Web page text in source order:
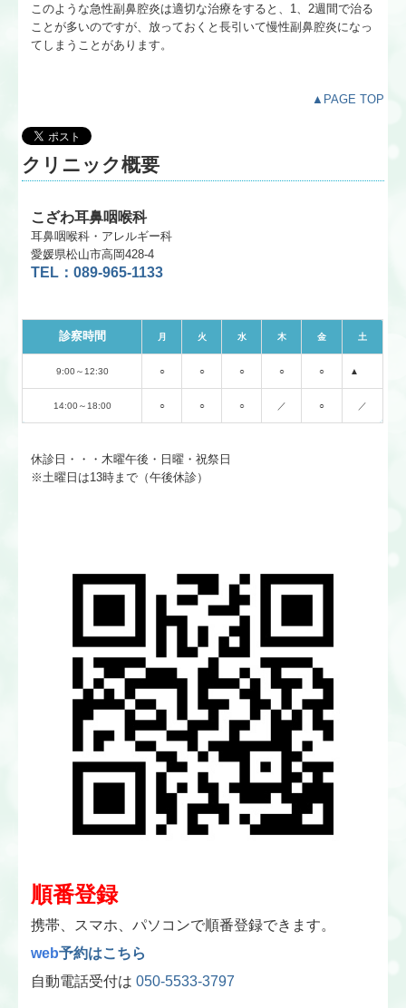
このような急性副鼻腔炎は適切な治療をすると、1、2週間で治る
ことが多いのですが、放っておくと長引いて慢性副鼻腔炎になっ
てしまうことがあります。
▲PAGE TOP
クリニック概要
こざわ耳鼻咽喉科
耳鼻咽喉科・アレルギー科
愛媛県松山市高岡428-4
TEL：089-965-1133
診察時間 月 火 水 木 金 土
9:00～12:30 ○ ○ ○ ○ ○ ▲
14:00～18:00 ○ ○ ○ ／ ○ ／
休診日・・・木曜午後・日曜・祝祭日
※ 土曜日は13時まで（午後休診）
順番登録
携帯、スマホ、パソコンで順番登録できます。
web予約はこちら
自動電話受付は050-5533-3797